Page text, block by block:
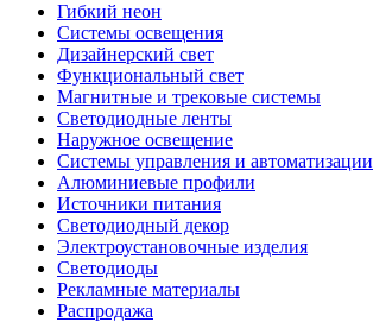
Гибкий неон
Системы освещения
Дизайнерский свет
Функциональный свет
Магнитные и трековые системы
Светодиодные ленты
Наружное освещение
Системы управления и автоматизации
Алюминиевые профили
Источники питания
Светодиодный декор
Электроустановочные изделия
Светодиоды
Рекламные материалы
Распродажа